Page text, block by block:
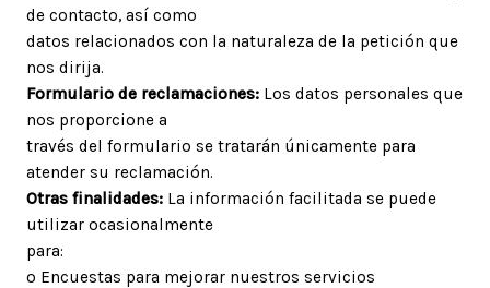
de contacto, así como
datos relacionados con la naturaleza de la petición que
nos dirija.
Formulario de reclamaciones:Los datos personales que
nos proporcione a
través del formulario se tratarán únicamente para
atender su reclamación.
Otras finalidades:La información facilitada se puede
utilizar ocasionalmente
para:
o Encuestas para mejorar nuestros servicios